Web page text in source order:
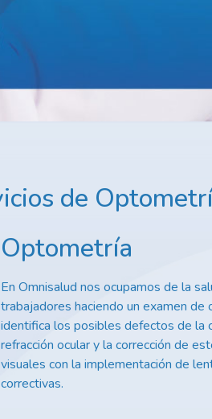
de
Optometría
En Omnisalud nos ocupamos de la
trabajadores haciendo un examen de
identifica los posibles defectos de la
refracción ocular y la corrección de
visuales con la implementación de
correctivas.